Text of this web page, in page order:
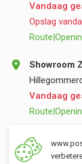
Vandaag
Opslag
Route|
Showroom
Vandaag
Route|
Opslag